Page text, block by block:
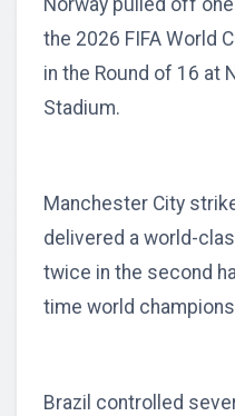
Norway pulled off
the 2026 FIFA World
in the Round of 16 at
Stadium.
Manchester City
delivered a world-
twice in the second
time world
Brazil controlled